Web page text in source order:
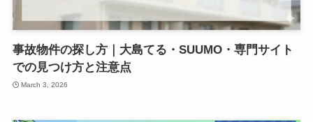
事故物件の探し方｜大島てる・SUUMO・専門サイト
での見つけ方と注意点
March 3, 2026